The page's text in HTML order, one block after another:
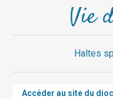
Vie
Haltes
Accéder au site du